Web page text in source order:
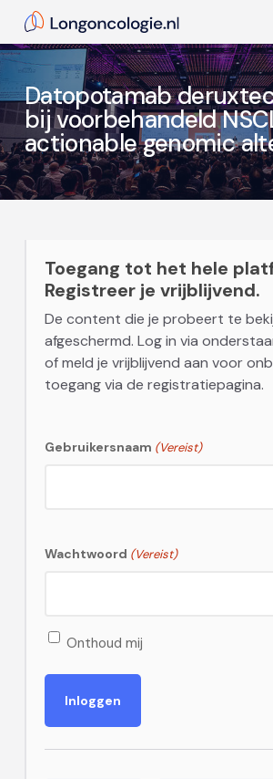
main
Datopotamab
bij voorbehandeld
actionable genomic
Toegang tot het hele
Registreer je vrijblijvend.
De content die je probeert te
afgeschermd. Log in via
of meld je vrijblijvend aan voor
toegang via de registratiepagina.
Gebruikersnaam (Vereist)
Wachtwoord (Vereist)
Onthoud mij